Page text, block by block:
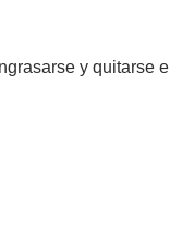
y quitarse